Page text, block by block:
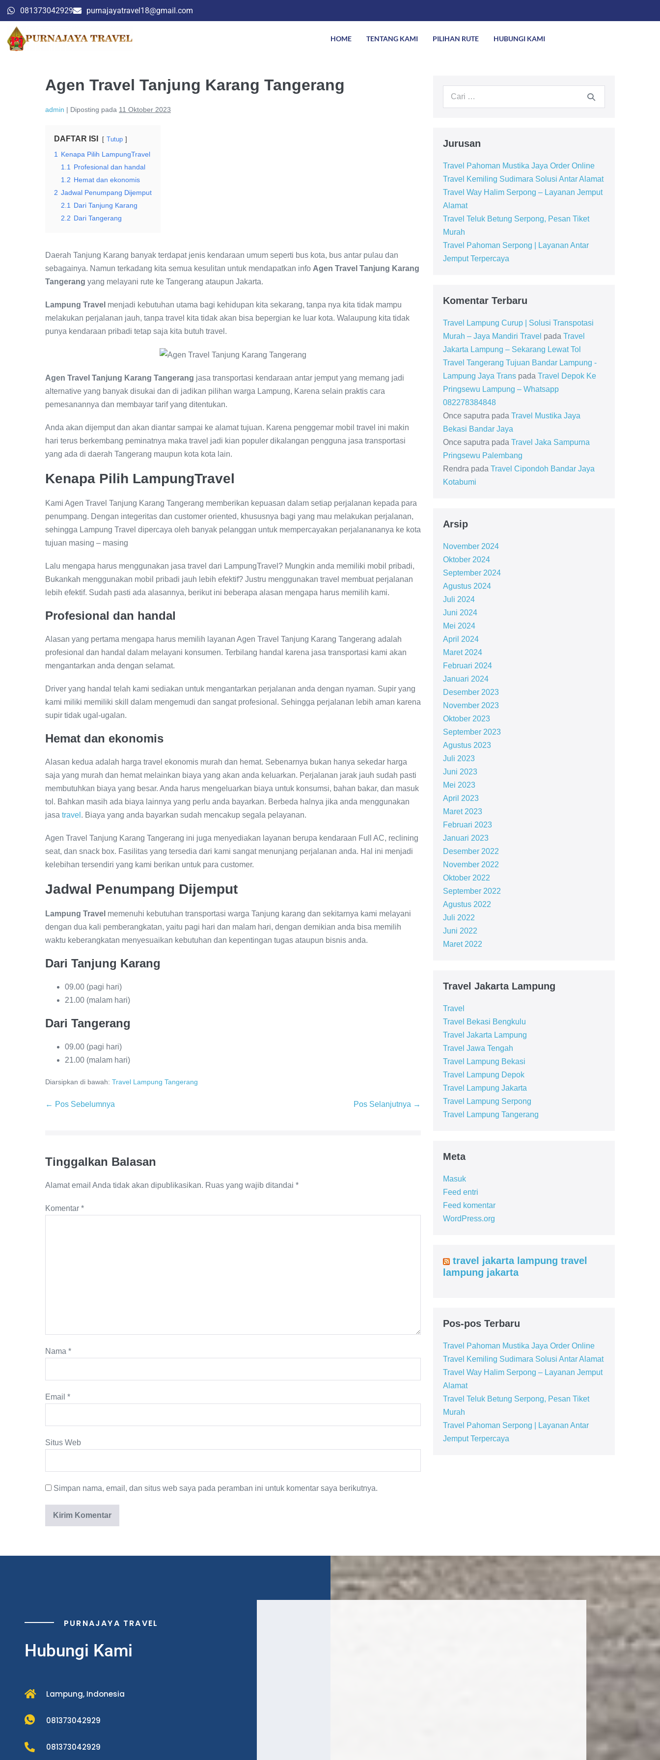
081373042929 purnajayatravel18@gmail.com
HOME TENTANG KAMI PILIHAN RUTE HUBUNGI KAMI
Agen Travel Tanjung Karang Tangerang
admin | Diposting pada 11 Oktober 2023
DAFTAR ISI Tutup
1
Kenapa Pilih LampungTravel
1.1
Profesional dan handal
1.2 Hemat dan ekonomis
2 Jadwal Penumpang Dijemput
2.1
Dari Tanjung Karang
2.2 Dari Tangerang
Daerah Tanjung Karang banyak terdapat jenis kendaraan umum seperti bus kota, bus antar pulau dan
sebagainya. Namun terkadang kita semua kesulitan untuk mendapatkan info Agen Travel Tanjung Karang
Tangerang yang melayani rute ke Tangerang ataupun Jakarta.
Lampung Travel menjadi kebutuhan utama bagi kehidupan kita sekarang, tanpa nya kita tidak mampu
melakukan perjalanan jauh, tanpa travel kita tidak akan bisa bepergian ke luar kota. Walaupung kita tidak
punya kendaraan pribadi tetap saja kita butuh travel.
Agen Travel Tanjung Karang Tangerang jasa transportasi kendaraan antar jemput yang memang jadi
alternative yang banyak disukai dan di jadikan pilihan warga Lampung, Karena selain praktis cara
pemesanannya dan membayar tarif yang ditentukan.
Anda akan dijemput dan akan diantar sampai ke alamat tujuan. Karena penggemar mobil travel ini makin
hari terus berkembang peminatnya maka travel jadi kian populer dikalangan pengguna jasa transportasi
yang ada di daerah Tangerang maupun kota kota lain.
Kenapa Pilih LampungTravel
Kami Agen Travel Tanjung Karang Tangerang memberikan kepuasan dalam setiap perjalanan kepada para
penumpang. Dengan integeritas dan customer oriented, khususnya bagi yang mau melakukan perjalanan,
sehingga Lampung Travel dipercaya oleh banyak pelanggan untuk mempercayakan perjalanananya ke kota
tujuan masing – masing
Lalu mengapa harus menggunakan jasa travel dari LampungTravel? Mungkin anda memiliki mobil pribadi,
Bukankah menggunakan mobil pribadi jauh lebih efektif? Justru menggunakan travel membuat perjalanan
lebih efektif. Sudah pasti ada alasannya, berikut ini beberapa alasan mengapa harus memilih kami.
Profesional dan handal
Alasan yang pertama mengapa harus memilih layanan Agen Travel Tanjung Karang Tangerang adalah
profesional dan handal dalam melayani konsumen. Terbilang handal karena jasa transportasi kami akan
mengantarkan anda dengan selamat.
Driver yang handal telah kami sediakan untuk mengantarkan perjalanan anda dengan nyaman. Supir yang
kami miliki memiliki skill dalam mengemudi dan sangat profesional. Sehingga perjalanan lebih aman karena
supir tidak ugal-ugalan.
Hemat dan ekonomis
Alasan kedua adalah harga travel ekonomis murah dan hemat. Sebenarnya bukan hanya sekedar harga
saja yang murah dan hemat melainkan biaya yang akan anda keluarkan. Perjalanan jarak jauh sudah pasti
membutuhkan biaya yang besar. Anda harus mengeluarkan biaya untuk konsumsi, bahan bakar, dan masuk
tol. Bahkan masih ada biaya lainnya yang perlu anda bayarkan. Berbeda halnya jika anda menggunakan
jasa travel . Biaya yang anda bayarkan sudah mencakup segala pelayanan.
Agen Travel Tanjung Karang Tangerang ini juga menyediakan layanan berupa kendaraan Full AC, reclining
seat, dan snack box. Fasilitas yang tersedia dari kami sangat menunjang perjalanan anda. Hal ini menjadi
kelebihan tersendiri yang kami berikan untuk para customer.
Jadwal Penumpang Dijemput
Lampung Travel memenuhi kebutuhan transportasi warga Tanjung karang dan sekitarnya kami melayani
dengan dua kali pemberangkatan, yaitu pagi hari dan malam hari, dengan demikian anda bisa memilih
waktu keberangkatan menyesuaikan kebutuhan dan kepentingan tugas ataupun bisnis anda.
Dari Tanjung Karang
09.00 (pagi hari)
21.00 (malam hari)
Dari Tangerang
09.00 (pagi hari)
21.00 (malam hari)
Diarsipkan di bawah: Travel Lampung Tangerang
← Pos Sebelumnya Pos Selanjutnya →
Tinggalkan Balasan
Alamat email Anda tidak akan dipublikasikan. Ruas yang wajib ditandai *
Komentar *
Nama *
Email *
Situs Web
Simpan nama, email, dan situs web saya pada peramban ini untuk komentar saya berikutnya.
Jurusan
Travel Pahoman Mustika Jaya Order Online
Travel Kemiling Sudimara Solusi Antar Alamat
Travel Way Halim Serpong – Layanan Jemput
Alamat
Travel Teluk Betung Serpong, Pesan Tiket
Murah
Travel Pahoman Serpong | Layanan Antar
Jemput Terpercaya
Komentar Terbaru
Travel Lampung Curup | Solusi Transpotasi
Murah – Jaya Mandiri Travel pada Travel
Jakarta Lampung – Sekarang Lewat Tol
Travel Tangerang Tujuan Bandar Lampung -
Lampung Jaya Transpada Travel Depok Ke
Pringsewu Lampung – Whatsapp
082278384848
Once saputra pada Travel Mustika Jaya
Bekasi Bandar Jaya
Once saputra pada Travel Jaka Sampurna
Pringsewu Palembang
Rendra pada Travel Cipondoh Bandar Jaya
Kotabumi
Arsip
November 2024
Oktober 2024
September 2024
Agustus 2024
Juli 2024
Juni 2024
Mei 2024
April 2024
Maret 2024
Februari 2024
Januari 2024
Desember 2023
November 2023
Oktober 2023
September 2023
Agustus 2023
Juli 2023
Juni 2023
Mei 2023
April 2023
Maret 2023
Februari 2023
Januari 2023
Desember 2022
November 2022
Oktober 2022
September 2022
Agustus 2022
Juli 2022
Juni 2022
Maret 2022
Travel Jakarta Lampung
Travel
Travel Bekasi Bengkulu
Travel Jakarta Lampung
Travel Jawa Tengah
Travel Lampung Bekasi
Travel Lampung Depok
Travel Lampung Jakarta
Travel Lampung Serpong
Travel Lampung Tangerang
Meta
Masuk
Feed entri
Feed komentar
WordPress.org
travel jakarta lampung travel
lampung jakarta
Pos-pos Terbaru
Travel Pahoman Mustika Jaya Order Online
Travel Kemiling Sudimara Solusi Antar Alamat
Travel Way Halim Serpong – Layanan Jemput
Alamat
Travel Teluk Betung Serpong, Pesan Tiket
Murah
Travel Pahoman Serpong | Layanan Antar
Jemput Terpercaya
PURNAJAYA TRAVEL
Hubungi Kami
Lampung, Indonesia
081373042929
081373042929